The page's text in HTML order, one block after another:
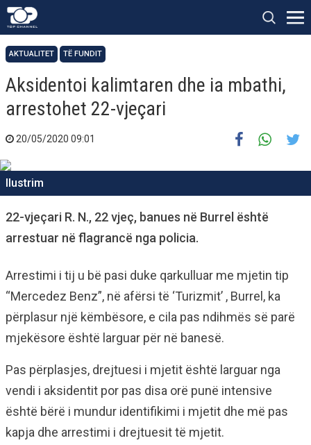
AKTUALITET TË FUNDIT
Aksidentoi kalimtaren dhe ia mbathi,
arrestohet 22-vjeçari
20/05/2020 09:01
Ilustrim
22-vjeçari R. N., 22 vjeç, banues në Burrel është
arrestuar në flagrancë nga policia.
Arrestimi i tij u bë pasi duke qarkulluar me mjetin tip
“Mercedez Benz”, në afërsi të ‘Turizmit’ , Burrel, ka
përplasur një këmbësore, e cila pas ndihmës së parë
mjekësore është larguar për në banesë.
Pas përplasjes, drejtuesi i mjetit është larguar nga
vendi i aksidentit por pas disa orë punë intensive
është bërë i mundur identifikimi i mjetit dhe më pas
kapja dhe arrestimi i drejtuesit të mjetit.